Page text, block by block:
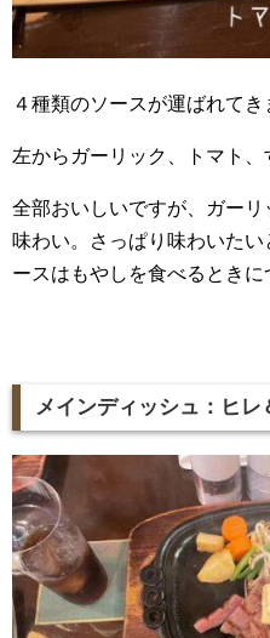
４種類のソースが運ばれてき
左からガーリック、トマト、
全部おいしいですが、ガー
味わい。さっぱり味わいた
ースはもやしを食べるときに
メインディッシュ：ヒ